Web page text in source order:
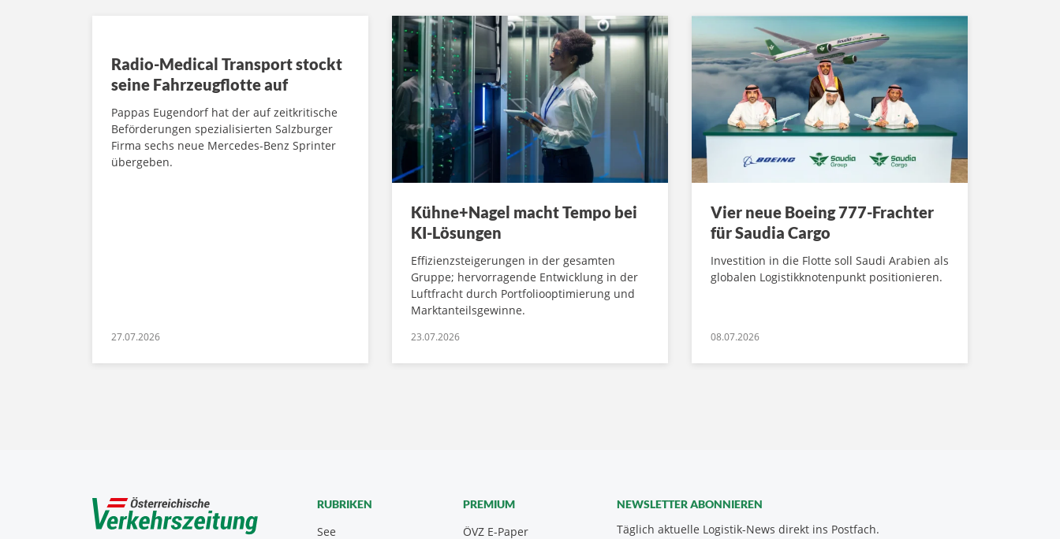
Radio-Medical Transport stockt
seine Fahrzeugflotte auf
Pappas Eugendorf hat der auf zeitkritische
Beförderungen spezialisierten Salzburger
Firma sechs neue Mercedes-Benz Sprinter
übergeben.
27.07.2026
Kühne+Nagel macht Tempo bei
KI-Lösungen
Effizienzsteigerungen in der gesamten
Gruppe; hervorragende Entwicklung in der
Luftfracht durch Portfoliooptimierung und
Marktanteilsgewinne.
23.07.2026
Vier neue Boeing 777-Frachter
für Saudia Cargo
Investition in die Flotte soll Saudi Arabien als
globalen Logistikknotenpunkt positionieren.
08.07.2026
NEWSLETTER ABONNIEREN
Täglich aktuelle Logistik-News direkt ins Postfach.
RUBRIKEN
See
PREMIUM
ÖVZ E-Paper